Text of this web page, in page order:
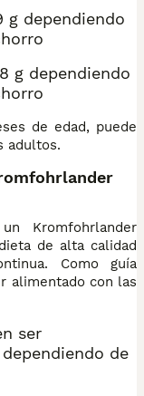
g dependiendo
g dependiendo
de edad, puede
adultos.
Kromfohrlander
de alta calidad
Como guía
alimentado con las
ser
de